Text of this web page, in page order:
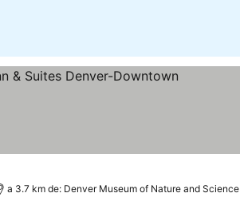
a 3.7 km de: Denver Museum of Nature and Science